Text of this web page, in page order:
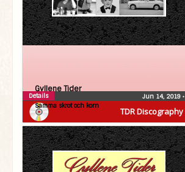
TDR Discography
Gyllene Tider
Samma skrot och korn
Jun 14, 2019 •
Details